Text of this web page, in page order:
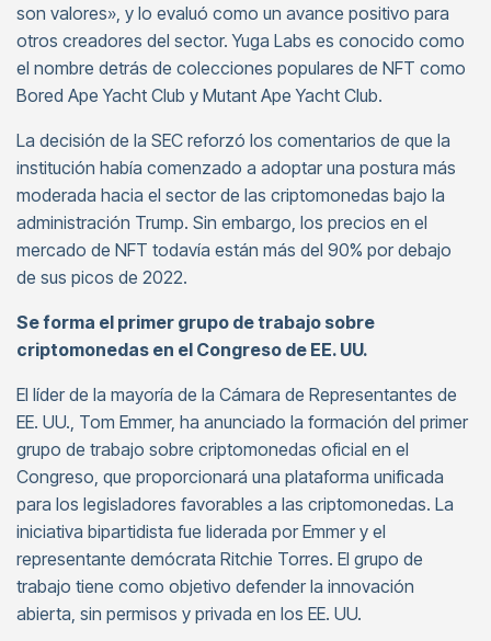
son valores», y lo evaluó como un avance positivo para
otros creadores del sector. Yuga Labs es conocido como
el nombre detrás de colecciones populares de NFT como
Bored Ape Yacht Club y Mutant Ape Yacht Club.
La decisión de la SEC reforzó los comentarios de que la
institución había comenzado a adoptar una postura más
moderada hacia el sector de las criptomonedas bajo la
administración Trump. Sin embargo, los precios en el
mercado de NFT todavía están más del 90% por debajo
de sus picos de 2022.
Se forma el primer grupo de trabajo sobre
criptomonedas en el Congreso de EE. UU.
El líder de la mayoría de la Cámara de Representantes de
EE. UU., Tom Emmer, ha anunciado la formación del primer
grupo de trabajo sobre criptomonedas oficial en el
Congreso, que proporcionará una plataforma unificada
para los legisladores favorables a las criptomonedas. La
iniciativa bipartidista fue liderada por Emmer y el
representante demócrata Ritchie Torres. El grupo de
trabajo tiene como objetivo defender la innovación
abierta, sin permisos y privada en los EE. UU.